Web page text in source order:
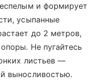
и формирует
усыпанные
до 2 метров,
Не пугайтесь
листьев —
выносливостью.